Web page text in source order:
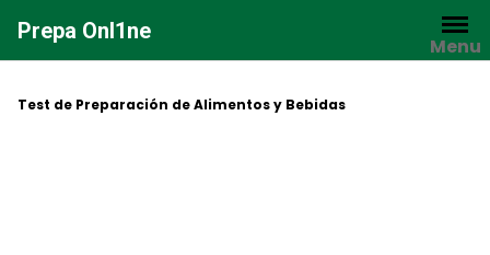
contenido
Prepa Onl1ne
Menu
Test de Preparación de Alimentos y Bebidas